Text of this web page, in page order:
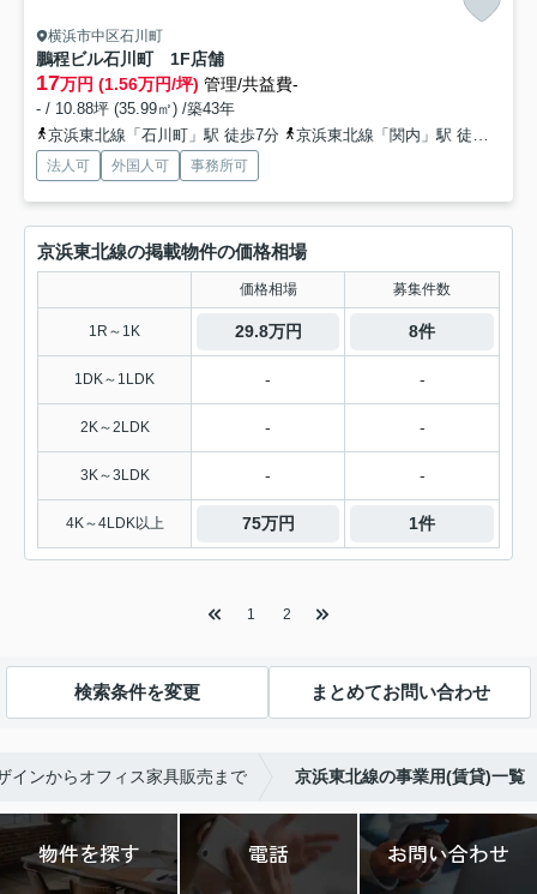
横浜市中区石川町
鵬程ビル石川町 1F店舗
17万円 (1.56万円/坪) 管理/共益費-
- / 10.88坪 (35.99㎡) /築43年
京浜東北線「石川町」駅 徒歩7分
京浜東北線「関内」駅 徒歩14分
法人可 外国人可 事務所可
京浜東北線の掲載物件の価格相場
価格相場 募集件数
1R～1K 29.8万円 8件
1DK～1LDK - -
2K～2LDK - -
3K～3LDK - -
4K～4LDK以上 75万円 1件
1 2
検索条件を変更 まとめてお問い合わせ
インからオフィス家具販売まで 京浜東北線の事業用(賃貸)一覧
おすすめこだわり特集
物件を探す 電話 お問い合わせ